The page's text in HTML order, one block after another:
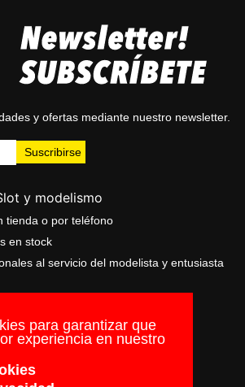
para garantizar que
experiencia en nuestro
y ofertas mediante nuestro newsletter.
y modelismo
tienda o por teléfono
en stock
al servicio del modelista y entusiasta
online